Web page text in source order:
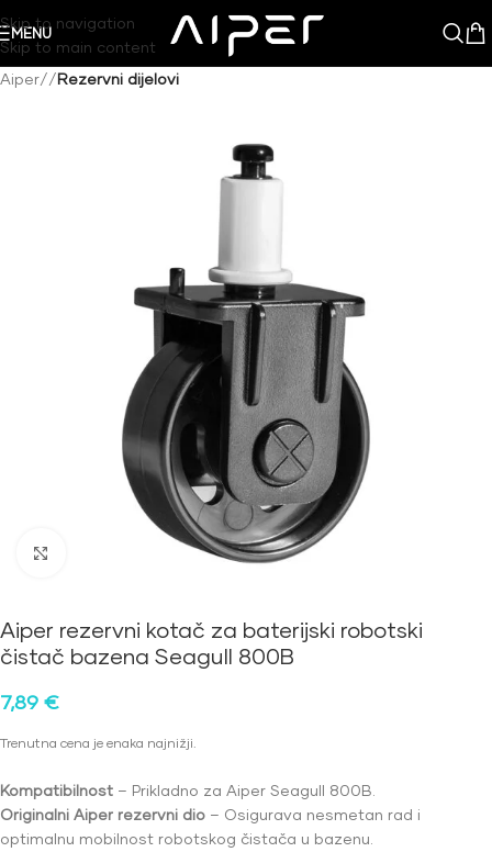
Skip to navigation
Skip to main content
MENU
Aiper/ Rezervni dijelovi
Kliknite za povećanje
Aiper rezervni kotač za baterijski robotski
čistač bazena Seagull 800B
7,89 €
Trenutna cena je enaka najnižji.
Kompatibilnost – Prikladno za Aiper Seagull 800B.
Originalni Aiper rezervni dio – Osigurava nesmetan rad i
optimalnu mobilnost robotskog čistača u bazenu.